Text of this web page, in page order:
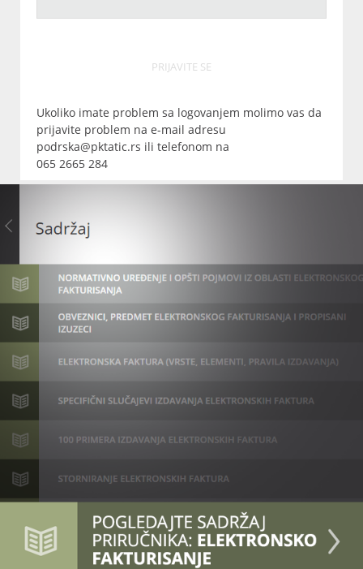
PRIJAVITE SE
Ukoliko imate problem sa logovanjem molimo vas da
prijavite problem na e-mail adresu
podrska@pktatic.rs ili telefonom na
065 2665 284